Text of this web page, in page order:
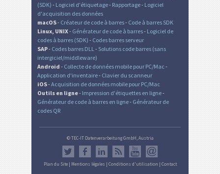
(SDK) - Logiciel d'étiquetage- Rapportage- Logiciel
d'acquisition des données
macOS- Créateur de code à barres- Code à barres SDK
Linux, UNIX- Générateur de code à barres- Logiciel de
codes à barres (SDK) - Codes barres serveur
SAP- Codes barres DLL - Solutions code barres (sans
intergiciel/middleware)
Android - Collecte de données mobile pour PC/Mac -
Application d'inventaire- Clavier du scanneur
iOS-Acquisition de données mobile pour PC/Mac
Outils en ligne- Impression d'étiquettes en ligne-
Générateur de code à barres en ligne- Générateur de
codes QR
© TEC-IT Datenverarbeitung GmbH, Austria
Plan du Site| Mentions légales | Conditions d'utilisation | Contact